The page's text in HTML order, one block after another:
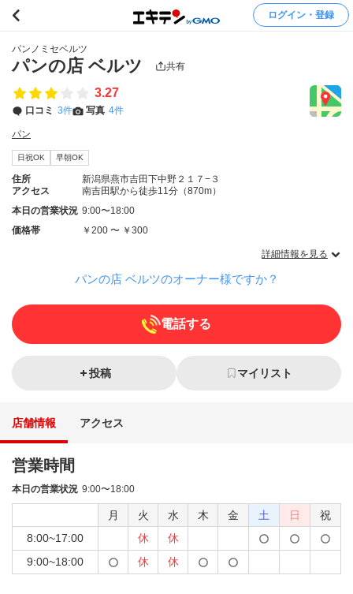
ログイン・登録
パンノミセベルツ
パンの店 ベルツ 共有
3.27
口コミ 3件 写真 4件
パン
日祝OK 早朝OK
住所
新潟県燕市吉田下中野２１７−３
アクセス
南吉田駅から徒歩11分（870m）
本日の営業状況 9:00〜18:00
価格帯
￥200 〜 ￥300
詳細情報を見る
パンの店 ベルツのオーナー様ですか？
電話する
投稿 マイリスト
店舗情報 アクセス
営業時間
本日の営業状況 9:00〜18:00
月 火 水 木 金 土 日
祝
8:00~17:00
休
休
9:00~18:00
休 休